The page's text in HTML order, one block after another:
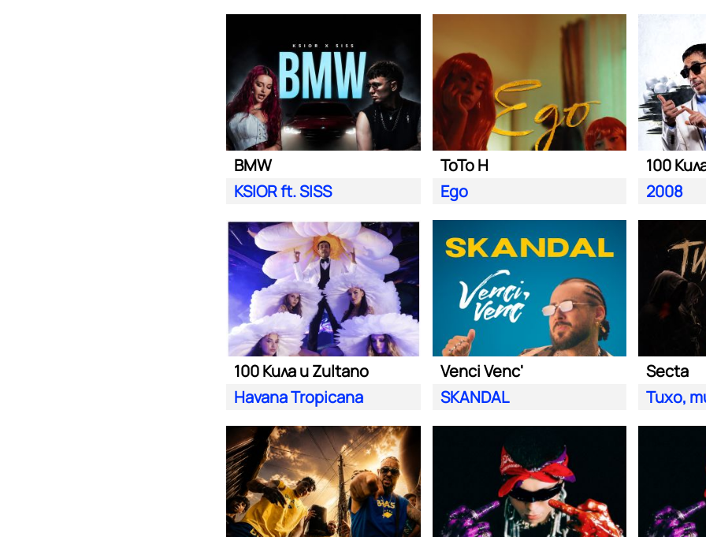
BMW
KSIOR ft. SISS
ToTo H
Ego
100
2008
100 Кила и Zultano
Havana Tropicana
Venci Venc'
SKANDAL
Secta
Тихо,